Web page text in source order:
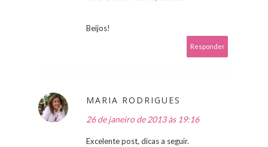
Beijos!
Responder
MARIA RODRIGUES
26 de janeiro de 2013 às 19:16
Excelente post, dicas a seguir.